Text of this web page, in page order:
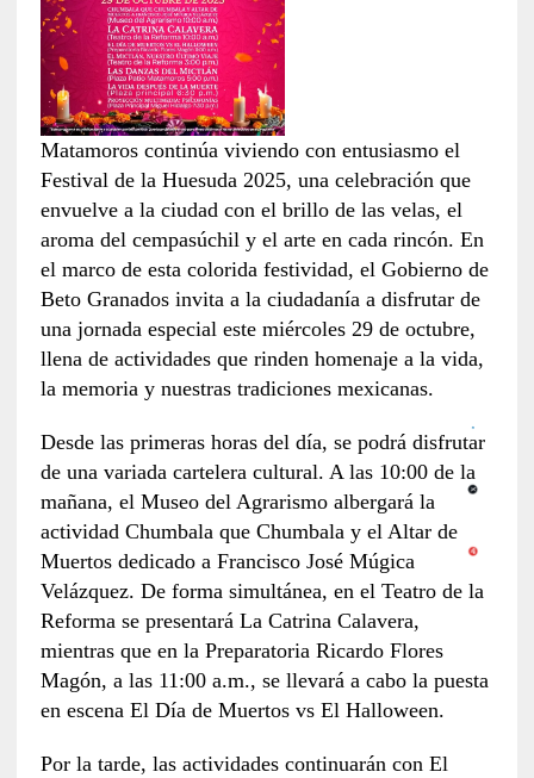
Matamoros continúa viviendo con entusiasmo el
Festival de la Huesuda 2025, una celebración que
envuelve a la ciudad con el brillo de las velas, el
aroma del cempasúchil y el arte en cada rincón. En
el marco de esta colorida festividad, el Gobierno de
Beto Granados invita a la ciudadanía a disfrutar de
una jornada especial este miércoles 29 de octubre,
llena de actividades que rinden homenaje a la vida,
la memoria y nuestras tradiciones mexicanas.
Desde las primeras horas del día, se podrá disfrutar
de una variada cartelera cultural. A las 10:00 de la
mañana, el Museo del Agrarismo albergará la
actividad Chumbala que Chumbala y el Altar de
Muertos dedicado a Francisco José Múgica
Velázquez. De forma simultánea, en el Teatro de la
Reforma se presentará La Catrina Calavera,
mientras que en la Preparatoria Ricardo Flores
Magón, a las 11:00 a.m., se llevará a cabo la puesta
en escena El Día de Muertos vs El Halloween.
Por la tarde, las actividades continuarán con El